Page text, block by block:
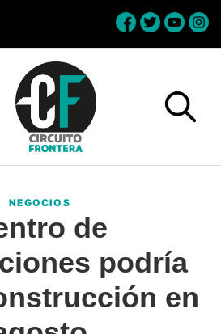
Conéctate
la
frontera
NEGOCIOS
de
podría
en